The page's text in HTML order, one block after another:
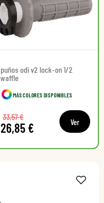
puños odi v2 lock-on 1/2
waffle
MÁS COLORES DISPONIBLES
26,85 €
33,57 € Ver